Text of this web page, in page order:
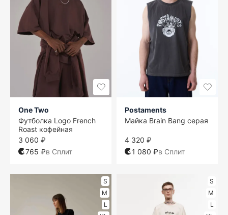
One Two
Футболка Logo French
Roast кофейная
3 060 ₽
765 ₽в Сплит
Postaments
Майка Brain Bang серая
4 320 ₽
1 080 ₽в Сплит
S
M
L
S
M
L